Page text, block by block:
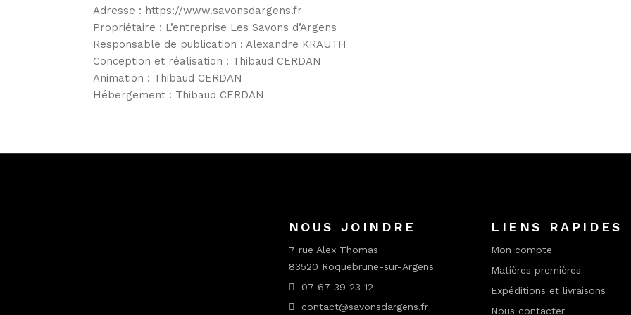
Le Valensole
Coffret « Tour en
Provence » 6 savons
Coffret « Trésors de
Provence » 8 savons
Boîte de transport
porte-savon
Adresse : https://www.savonsdargens.fr
Propriétaire : L’entreprise Les Savons d’Argens
Responsable de publication : Alexandre KRAUTH
Conception et réalisation : Thibaud CERDAN
Animation : Thibaud CERDAN
Hébergement : Thibaud CERDAN
NOUS JOINDRE
7 rue Alex Thomas
83520 Roquebrune-sur-Argens
07 67 39 23 12
contact@savonsdargens.fr
LIENS RAPIDES
Mon compte
Matières premières
Expéditions et livraisons
Nous contacter